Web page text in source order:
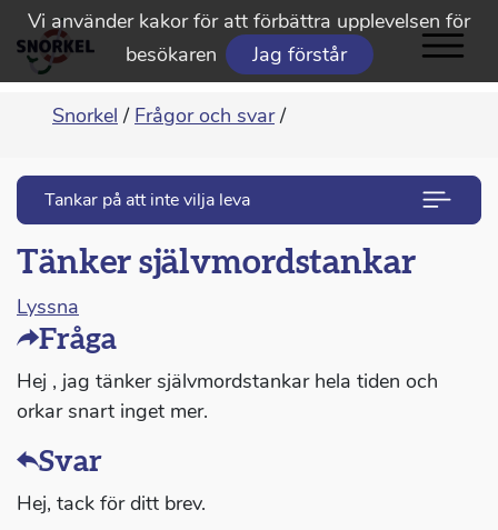
Vi använder kakor för att förbättra upplevelsen för
besökaren
Jag förstår
Snorkel / Frågor och svar /
Tankar på att inte vilja leva
Tänker självmordstankar
Lyssna
Fråga
Hej , jag tänker självmordstankar hela tiden och
orkar snart inget mer.
Svar
Hej, tack för ditt brev.